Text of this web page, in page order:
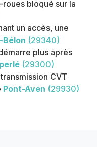
bloqué sur la
un accès, une
Bélon (29340)
plus après
(29300)
CVT
Pont-Aven (29930)